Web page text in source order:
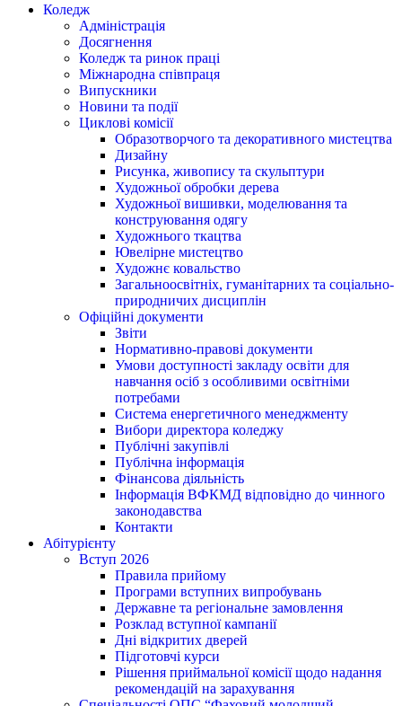
Коледж
Адміністрація
Досягнення
Коледж та ринок праці
Міжнародна співпраця
Випускники
Новини та події
Циклові комісії
Образотворчого та декоративного мистецтва
Дизайну
Рисунка, живопису та скульптури
Художньої обробки дерева
Художньої вишивки, моделювання та
конструювання одягу
Художнього ткацтва
Ювелірне мистецтво
Художнє ковальство
Загальноосвітніх, гуманітарних та соціально-
природничих дисциплін
Офіційні документи
Звіти
Нормативно-правові документи
Умови доступності закладу освіти для
навчання осіб з особливими освітніми
потребами
Система енергетичного менеджменту
Вибори директора коледжу
Публічні закупівлі
Публічна інформація
Фінансова діяльність
Інформація ВФКМД відповідно до чинного
законодавства
Контакти
Абітурієнту
Вступ 2026
Правила прийому
Програми вступних випробувань
Державне та регіональне замовлення
Розклад вступної кампанії
Дні відкритих дверей
Підготовчі курси
Рішення приймальної комісії щодо надання
рекомендацій на зарахування